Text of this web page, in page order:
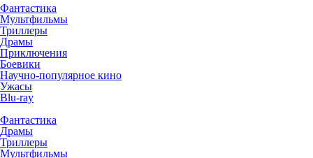
Фантастика
Мультфильмы
Триллеры
Драмы
Приключения
Боевики
Научно-популярное кино
Ужасы
Blu-ray
Фантастика
Драмы
Триллеры
Мультфильмы